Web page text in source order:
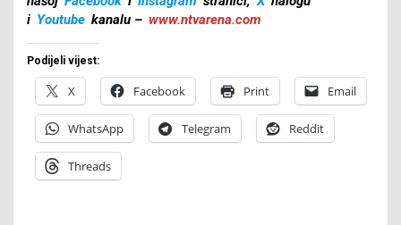
i Youtube kanalu – www.ntvarena.com
Podijeli vijest:
X Facebook Print Email
WhatsApp Telegram Reddit
Threads